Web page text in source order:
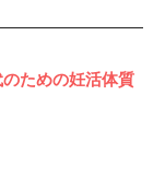
ための妊活体質